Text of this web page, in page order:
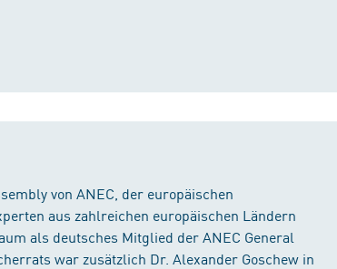
von ANEC, der europäischen
aus zahlreichen europäischen Ländern
als deutsches Mitglied der ANEC General
war zusätzlich Dr. Alexander Goschew in